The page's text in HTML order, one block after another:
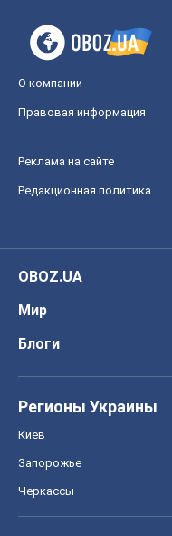
О компании
Правовая информация
Реклама на сайте
Редакционная политика
OBOZ.UA
Мир
Блоги
Регионы Украины
Киев
Запорожье
Черкассы